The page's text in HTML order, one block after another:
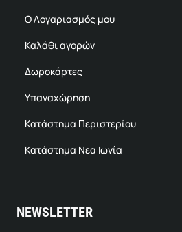
Ο Λογαριασμός μου
Καλάθι αγορών
Δωροκάρτες
Υπαναχώρηση
Κατάστημα Περιστερίου
Κατάστημα Νεα Ιωνία
NEWSLETTER